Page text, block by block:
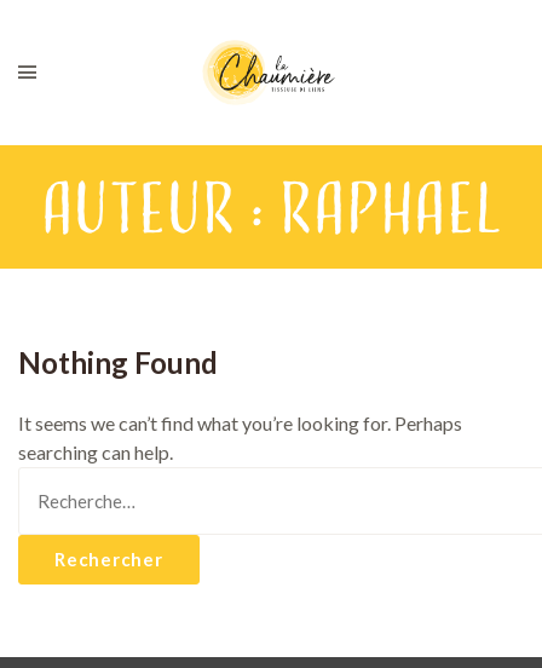
Auteur : raphael
Nothing Found
It seems we can’t find what you’re looking for. Perhaps
searching can help.